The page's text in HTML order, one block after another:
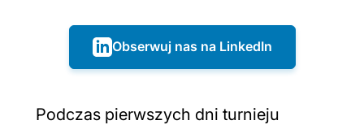
Obserwuj nas na LinkedIn
Podczas pierwszych dni turnieju